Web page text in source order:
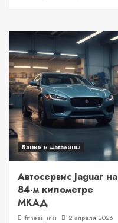
Банки и магазины
Автосервис Jaguar на
84-м километре
МКАД
fitness_insi 2 апреля 2026